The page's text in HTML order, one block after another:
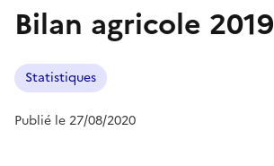
Bilan agricole 2019
Statistiques
Publié le 27/08/2020